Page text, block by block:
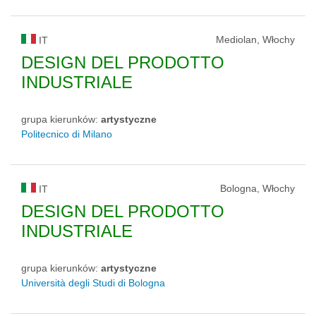
IT Mediolan, Włochy
DESIGN DEL PRODOTTO
INDUSTRIALE
grupa kierunków: artystyczne
Politecnico di Milano
IT Bologna, Włochy
DESIGN DEL PRODOTTO
INDUSTRIALE
grupa kierunków: artystyczne
Università degli Studi di Bologna